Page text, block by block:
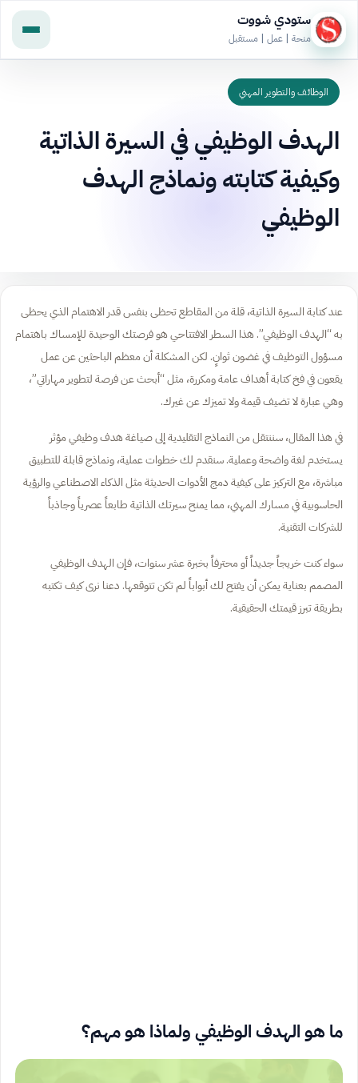
ستودي شووت
منحة | عمل | مستقبل
الوظائف والتطوير المهني
الهدف الوظيفي في السيرة الذاتية
وكيفية كتابته ونماذج الهدف
الوظيفي
عند كتابة السيرة الذاتية، قلة من المقاطع تحظى بنفس قدر الاهتمام الذي يحظى
به “الهدف الوظيفي”. هذا السطر الافتتاحي هو فرصتك الوحيدة للإمساك باهتمام
مسؤول التوظيف في غضون ثوانٍ. لكن المشكلة أن معظم الباحثين عن عمل
يقعون في فخ كتابة أهداف عامة ومكررة، مثل “أبحث عن فرصة لتطوير مهاراتي”،
وهي عبارة لا تضيف قيمة ولا تميزك عن غيرك.
في هذا المقال، سننتقل من النماذج التقليدية إلى صياغة هدف وظيفي مؤثر
يستخدم لغة واضحة وعملية. سنقدم لك خطوات عملية، ونماذج قابلة للتطبيق
مباشرة، مع التركيز على كيفية دمج الأدوات الحديثة مثل الذكاء الاصطناعي والرؤية
الحاسوبية في مسارك المهني، مما يمنح سيرتك الذاتية طابعاً عصرياً وجاذباً
للشركات التقنية.
سواء كنت خريجاً جديداً أو محترفاً بخبرة عشر سنوات، فإن الهدف الوظيفي
المصمم بعناية يمكن أن يفتح لك أبواباً لم تكن تتوقعها. دعنا نرى كيف تكتبه
بطريقة تبرز قيمتك الحقيقية.
ما هو الهدف الوظيفي ولماذا هو مهم؟